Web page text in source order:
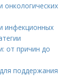
инфекционных
от причин до
поддержания